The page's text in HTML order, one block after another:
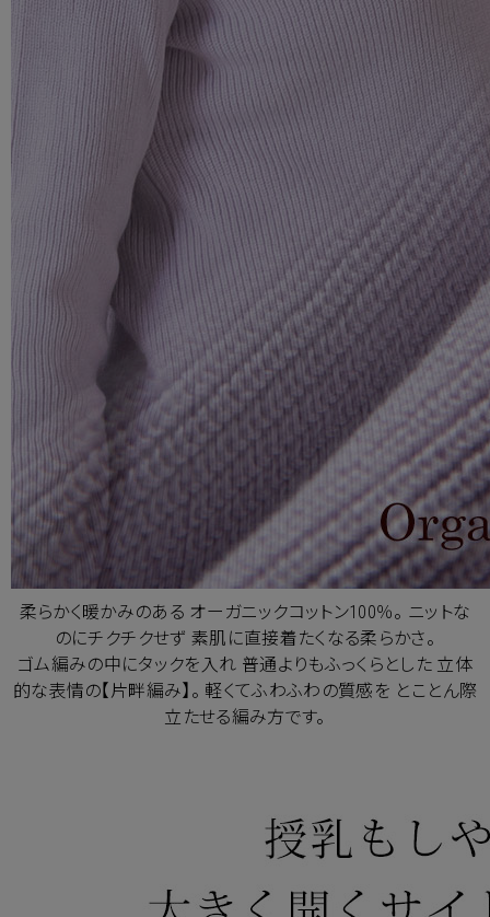
柔らかく暖かみのある オーガニックコットン100％。 ニットな
のにチクチクせず 素肌に直接着たくなる柔らかさ。
ゴム編みの中にタックを入れ 普通よりもふっくらとした 立体
的な表情の【片畔編み】。 軽くてふわふわの質感を とことん際
立たせる編み方です。